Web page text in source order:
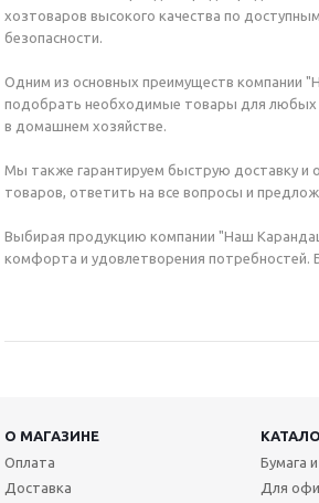
хозтоваров высокого качества по
безопасности.
Одним из основных преимуществ компании
подобрать необходимые товары для любых
в домашнем хозяйстве.
Мы также гарантируем быструю доставку и
товаров, ответить на все вопросы и
Выбирая продукцию компании "Наш
комфорта и удовлетворения потребностей.
О МАГАЗИНЕ
Оплата
Доставка
Бумага
Для